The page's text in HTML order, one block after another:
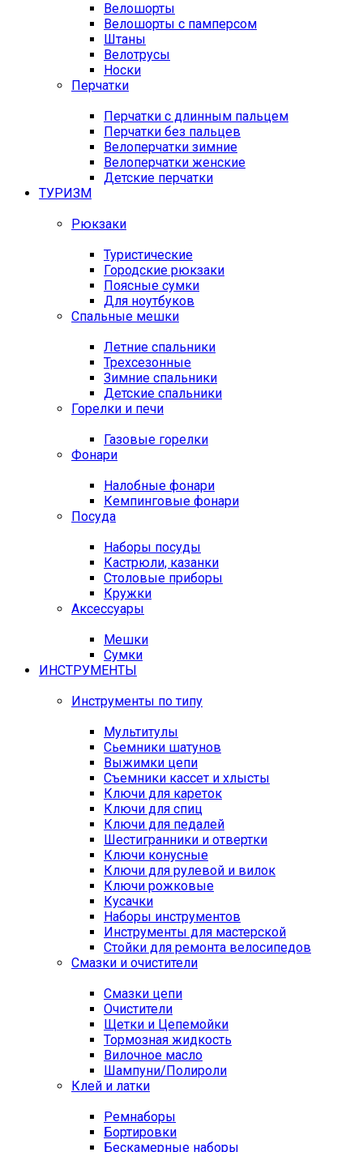
Велошорты
Велошорты с памперсом
Штаны
Велотрусы
Носки
Перчатки
Перчатки с длинным пальцем
Перчатки без пальцев
Велоперчатки зимние
Велоперчатки женские
Детские перчатки
ТУРИЗМ
Рюкзаки
Туристические
Городские рюкзаки
Поясные сумки
Для ноутбуков
Спальные мешки
Летние спальники
Трехсезонные
Зимние спальники
Детские спальники
Горелки и печи
Газовые горелки
Фонари
Налобные фонари
Кемпинговые фонари
Посуда
Наборы посуды
Кастрюли, казанки
Столовые приборы
Кружки
Аксессуары
Мешки
Сумки
ИНСТРУМЕНТЫ
Инструменты по типу
Мультитулы
Сьемники шатунов
Выжимки цепи
Съемники кассет и хлысты
Ключи для кареток
Ключи для спиц
Ключи для педалей
Шестигранники и отвертки
Ключи конусные
Ключи для рулевой и вилок
Ключи рожковые
Кусачки
Наборы инструментов
Инструменты для мастерской
Стойки для ремонта велосипедов
Смазки и очистители
Смазки цепи
Очистители
Щетки и Цепемойки
Тормозная жидкость
Вилочное масло
Шампуни/Полироли
Клей и латки
Ремнаборы
Бортировки
Бескамерные наборы